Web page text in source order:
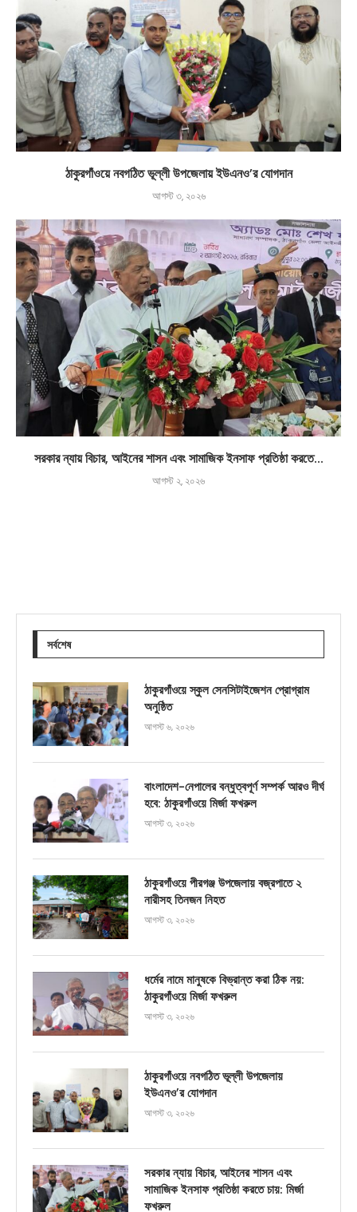
ঠাকুরগাঁওয়ে নবগঠিত ভূল্লী উপজেলায় ইউএনও’র যোগদান
আগস্ট ৩, ২০২৬
সরকার ন্যায় বিচার, আইনের শাসন এবং সামাজিক ইনসাফ প্রতিষ্ঠা করতে...
আগস্ট ২, ২০২৬
সর্বশেষ
ঠাকুরগাঁওয়ে স্কুল সেনসিটাইজেশন প্রোগ্রাম
অনুষ্ঠিত
আগস্ট ৬, ২০২৬
বাংলাদেশ-নেপালের বন্ধুত্বপূর্ণ সম্পর্ক আরও দীর্ঘ
হবে: ঠাকুরগাঁওয়ে মির্জা ফখরুল
আগস্ট ৩, ২০২৬
ঠাকুরগাঁওয়ে পীরগঞ্জ উপজেলায় বজ্রপাতে ২
নারীসহ তিনজন নিহত
আগস্ট ৩, ২০২৬
ধর্মের নামে মানুষকে বিভ্রান্ত করা ঠিক নয়:
ঠাকুরগাঁওয়ে মির্জা ফখরুল
আগস্ট ৩, ২০২৬
ঠাকুরগাঁওয়ে নবগঠিত ভূল্লী উপজেলায়
ইউএনও’র যোগদান
আগস্ট ৩, ২০২৬
সরকার ন্যায় বিচার, আইনের শাসন এবং
সামাজিক ইনসাফ প্রতিষ্ঠা করতে চায়: মির্জা
ফখরুল